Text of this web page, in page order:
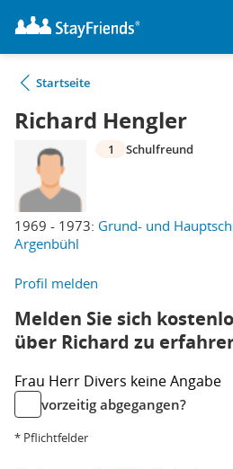
Startseite
Richard Hengler
1969 - 1973: Grund- und
Argenbühl
1 Schulfreund
Profil melden
Melden Sie sich
über Richard zu
Frau Herr Divers keine Angabe
vorzeitig abgegangen?
* Pflichtfelder